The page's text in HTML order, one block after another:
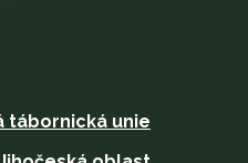
tábornická unie